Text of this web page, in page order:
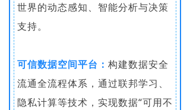
世界的动态感知、智能分析与决策
支持。
可信数据空间平台： 构建数据安全
流通全流程体系，通过联邦学习、
隐私计算等技术，实现数据“可用不